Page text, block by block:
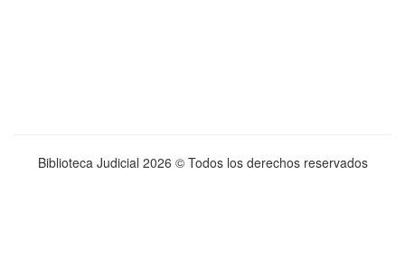
Biblioteca Judicial 2026 © Todos los derechos reservados